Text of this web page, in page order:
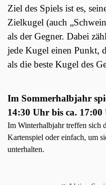
Ziel des Spiels ist es,
Zielkugel (auch
als der Gegner. Dabei
jede Kugel einen Punkt,
als die beste Kugel des
Im Sommerhalbjahr
14:30 Uhr bis ca. 17:00
Im Winterhalbjahr treffen sich
Kartenspiel oder einfach, um
unterhalten.